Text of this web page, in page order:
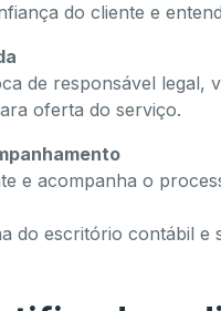
do cliente e
de responsável legal,
oferta do serviço.
e acompanha o
do escritório contábil